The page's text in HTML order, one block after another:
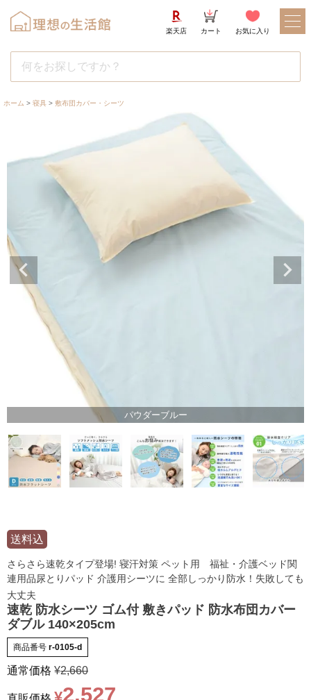
楽天店 カート お気に入り
ホーム 寝具 敷布団カバー・シーツ
パウダーブルー
送料込
さらさら速乾タイプ登場! 寝汗対策 ペット用 福祉・介護ベッド関
連用品尿とりパッド 介護用シーツに 全部しっかり防水！失敗しても
大丈夫
速乾 防水シーツ ゴム付 敷きパッド 防水布団カバー
ダブル 140×205cm
商品番号 r-0105-d
通常価格 ¥2,660
2,527